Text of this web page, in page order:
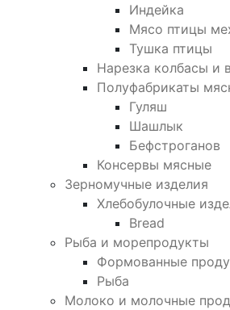
Индейка
Мясо птицы
Тушка птицы
Нарезка колбасы и
Полуфабрикаты
Гуляш
Шашлык
Бефстроганов
Консервы мясные
Зерномучные изделия
Хлебобулочные
Bread
Рыба и морепродукты
Формованные
Рыба
Молоко и молочные